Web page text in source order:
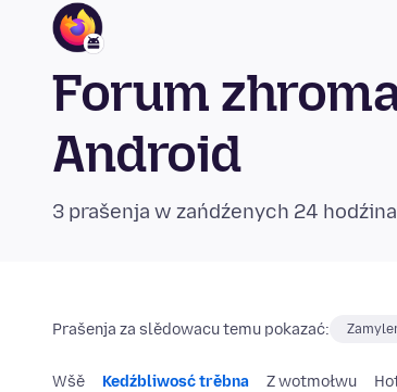
Forum
Android
3 prašenja w zańdźenych 24
Prašenja za slědowacu temu pokazać:
Wšě Kedźbliwosć trěbna Z wotmołwu